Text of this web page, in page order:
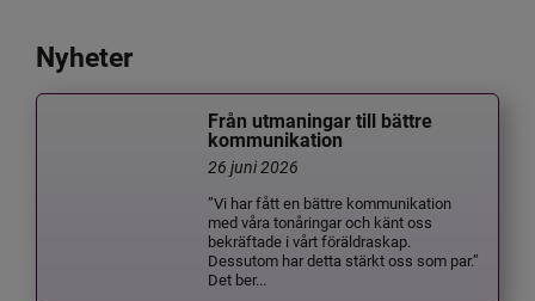
Nyheter
Från utmaningar till bättre
kommunikation
26 juni 2026
”Vi har fått en bättre kommunikation
med våra tonåringar och känt oss
bekräftade i vårt föräldraskap.
Dessutom har detta stärkt oss som par.”
Det ber...